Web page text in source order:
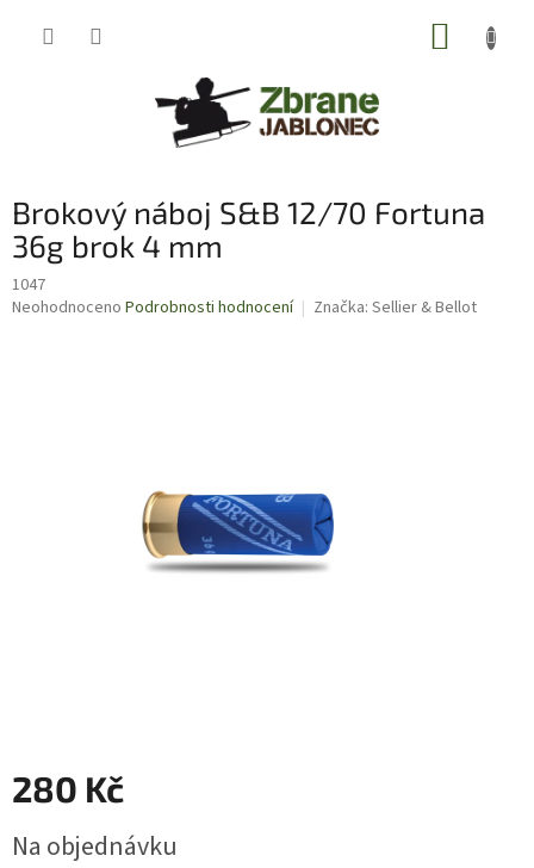
Brokový náboj S&B 12/70 Fortuna
36g brok 4 mm
1047
Průměrné
Neohodnoceno Podrobnosti hodnocení Značka: Sellier & Bellot
280 Kč
cena:
Na objednávku